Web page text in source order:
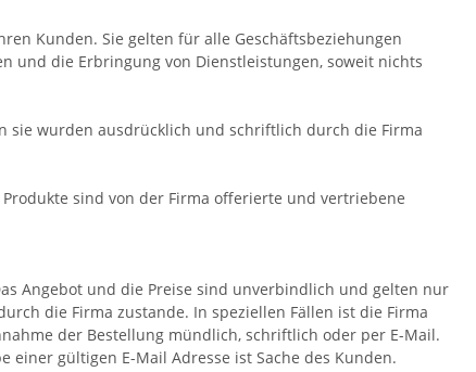
Kunden. Sie gelten für alle Geschäftsbeziehungen
und die Erbringung von Dienstleistungen, soweit nichts
sie wurden ausdrücklich und schriftlich durch die Firma
sind von der Firma offerierte und vertriebene
Angebot und die Preise sind unverbindlich und gelten nur
die Firma zustande. In speziellen Fällen ist die Firma
der Bestellung mündlich, schriftlich oder per E-Mail.
gültigen E-Mail Adresse ist Sache des Kunden.